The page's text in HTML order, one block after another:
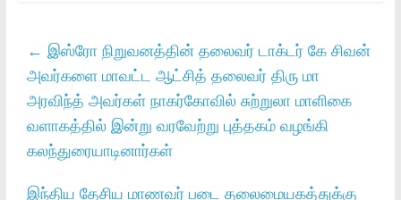
← இஸ்ரோ நிறுவனத்தின் தலைவர் டாக்டர் கே சிவன்
அவர்களை மாவட்ட ஆட்சித் தலைவர் திரு மா
அரவிந்த் அவர்கள் நாகர்கோவில் சுற்றுலா மாளிகை
வளாகத்தில் இன்று வரவேற்று புத்தகம் வழங்கி
கலந்துரையாடினார்கள்
இந்திய தேசிய மாணவர் படை தலைமையகத்துக்கு